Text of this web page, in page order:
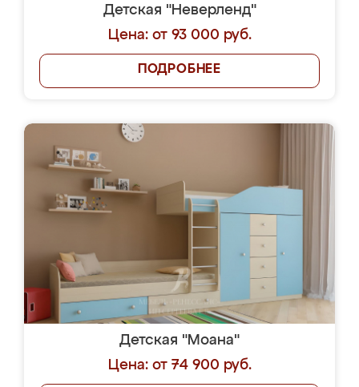
Детская "Неверленд"
Цена: от 93 000 руб.
ПОДРОБНЕЕ
Детская "Моана"
Цена: от 74 900 руб.